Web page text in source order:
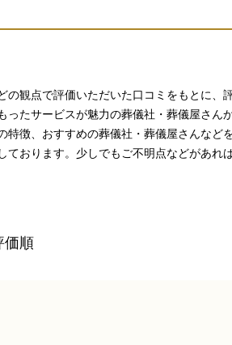
観点で評価いただいた口コミをもとに、
たサービスが魅力の葬儀社・葬儀屋さん
徴、おすすめの葬儀社・葬儀屋さんなど
ております。少しでもご不明点などがあれ
価順